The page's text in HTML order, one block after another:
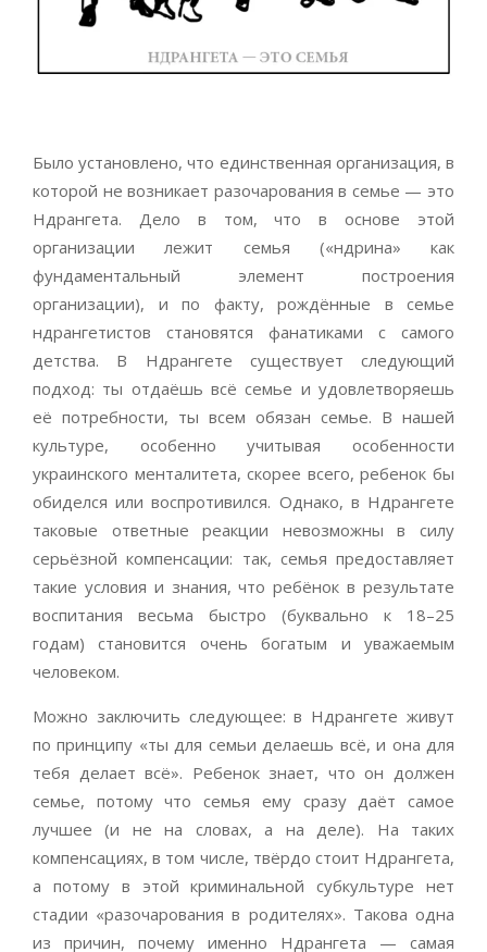
Было установлено, что единственная организация, в
которой не возникает разочарования в семье — это
Ндрангета. Дело в том, что в основе этой
организации лежит семья («ндрина» как
фундаментальный элемент построения
организации), и по факту, рождённые в семье
ндрангетистов становятся фанатиками с самого
детства. В Ндрангете существует следующий
подход: ты отдаёшь всё семье и удовлетворяешь
её потребности, ты всем обязан семье. В нашей
культуре, особенно учитывая особенности
украинского менталитета, скорее всего, ребенок бы
обиделся или воспротивился. Однако, в Ндрангете
таковые ответные реакции невозможны в силу
серьёзной компенсации: так, семья предоставляет
такие условия и знания, что ребёнок в результате
воспитания весьма быстро (буквально к 18–25
годам) становится очень богатым и уважаемым
человеком.
Можно заключить следующее: в Ндрангете живут
по принципу «ты для семьи делаешь всё, и она для
тебя делает всё». Ребенок знает, что он должен
семье, потому что семья ему сразу даёт самое
лучшее (и не на словах, а на деле). На таких
компенсациях, в том числе, твёрдо стоит Ндрангета,
а потому в этой криминальной субкультуре нет
стадии «разочарования в родителях». Такова одна
из причин, почему именно Ндрангета — самая